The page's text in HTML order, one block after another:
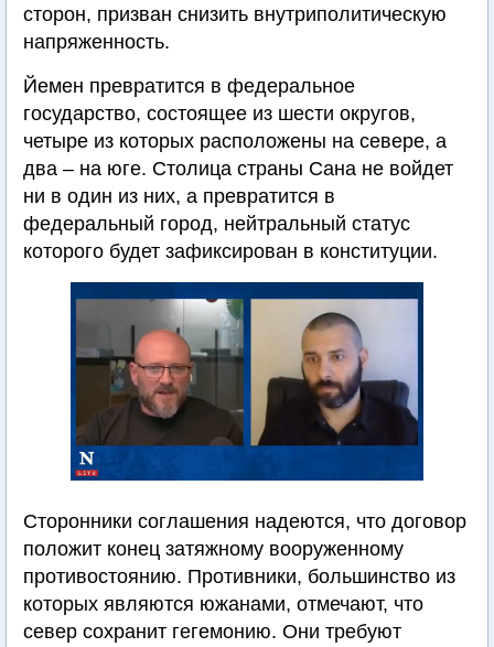
сторон, призван снизить внутриполитическую
напряженность.
Йемен превратится в федеральное
государство, состоящее из шести округов,
четыре из которых расположены на севере, а
два – на юге. Столица страны Сана не войдет
ни в один из них, а превратится в
федеральный город, нейтральный статус
которого будет зафиксирован в конституции.
Сторонники соглашения надеются, что договор
положит конец затяжному вооруженному
противостоянию. Противники, большинство из
которых являются южанами, отмечают, что
север сохранит гегемонию. Они требуют